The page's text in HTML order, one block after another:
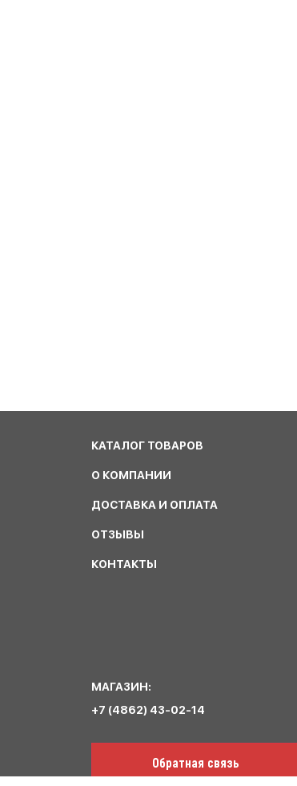
КАТАЛОГ ТОВАРОВ
О КОМПАНИИ
ДОСТАВКА И ОПЛАТА
ОТЗЫВЫ
КОНТАКТЫ
МАГАЗИН:
+7 (4862) 43-02-14
Обратная связь